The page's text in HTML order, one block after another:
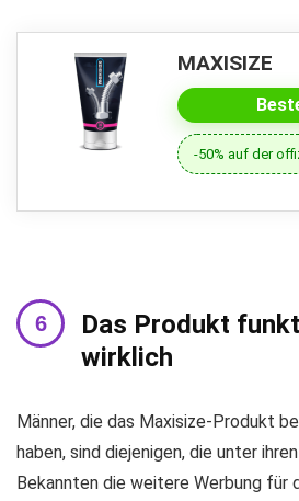
MAXISIZE
-50% auf der
Das Produkt
wirklich
Männer, die das Maxisize-Produkt
haben, sind diejenigen, die unter
Bekannten die weitere Werbung für